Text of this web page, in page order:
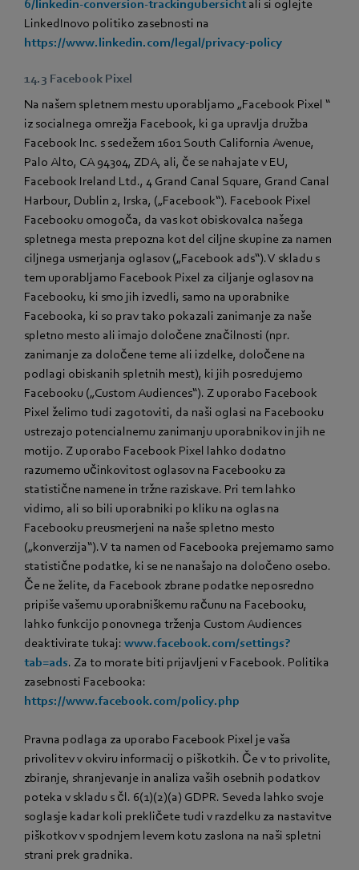
6/linkedin-conversion-trackingubersichtali si oglejte
LinkedInovo politiko zasebnosti na
https://www.linkedin.com/legal/privacy-policy
14.3 Facebook Pixel
Na našem spletnem mestu uporabljamo „Facebook Pixel “
iz socialnega omrežja Facebook, ki ga upravlja družba
Facebook Inc. s sedežem 1601 South California Avenue,
Palo Alto, CA 94304, ZDA, ali, če se nahajate v EU,
Facebook Ireland Ltd., 4 Grand Canal Square, Grand Canal
Harbour, Dublin 2, Irska, („Facebook“). Facebook Pixel
Facebooku omogoča, da vas kot obiskovalca našega
spletnega mesta prepozna kot del ciljne skupine za namen
ciljnega usmerjanja oglasov („Facebook ads“). V skladu s
tem uporabljamo Facebook Pixel za ciljanje oglasov na
Facebooku, ki smo jih izvedli, samo na uporabnike
Facebooka, ki so prav tako pokazali zanimanje za naše
spletno mesto ali imajo določene značilnosti (npr.
zanimanje za določene teme ali izdelke, določene na
podlagi obiskanih spletnih mest), ki jih posredujemo
Facebooku („Custom Audiences“). Z uporabo Facebook
Pixel želimo tudi zagotoviti, da naši oglasi na Facebooku
ustrezajo potencialnemu zanimanju uporabnikov in jih ne
motijo. Z uporabo Facebook Pixel lahko dodatno
razumemo učinkovitost oglasov na Facebooku za
statistične namene in tržne raziskave. Pri tem lahko
vidimo, ali so bili uporabniki po kliku na oglas na
Facebooku preusmerjeni na naše spletno mesto
(„konverzija“). V ta namen od Facebooka prejemamo samo
statistične podatke, ki se ne nanašajo na določeno osebo.
Če ne želite, da Facebook zbrane podatke neposredno
pripiše vašemu uporabniškemu računu na Facebooku,
lahko funkcijo ponovnega trženja Custom Audiences
deaktivirate tukaj: www.facebook.com/settings?
tab=ads. Za to morate biti prijavljeni v Facebook. Politika
zasebnosti Facebooka:
https://www.facebook.com/policy.php
Pravna podlaga za uporabo Facebook Pixel je vaša
privolitev v okviru informacij o piškotkih. Če v to privolite,
zbiranje, shranjevanje in analiza vaših osebnih podatkov
poteka v skladu s čl. 6(1)(2)(a) GDPR. Seveda lahko svoje
soglasje kadar koli prekličete tudi v razdelku za nastavitve
piškotkov v spodnjem levem kotu zaslona na naši spletni
strani prek gradnika.